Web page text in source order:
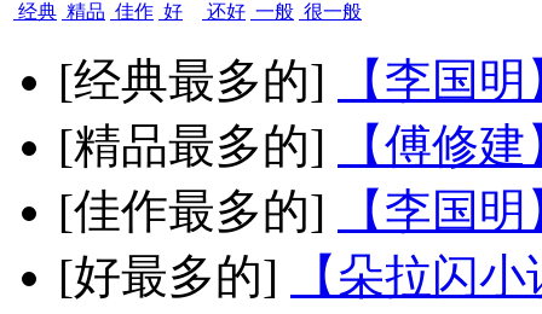
经典 精品 佳作 好 还好 一般 很一般
[经典最多的]
【李国
[精品最多的]
【傅修
[佳作最多的]
【李国
[好最多的]
【朵拉闪